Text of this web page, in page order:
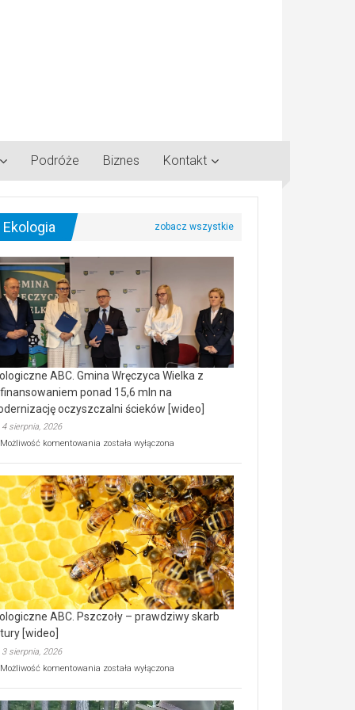
Podróże Biznes Kontakt
Ekologia
ABC. Gmina Wręczyca Wielka z
ponad 15,6 mln na
oczyszczalni ścieków [wideo]
4 sierpnia, 2026
Możliwość komentowania Ekologiczne
Wręczyca
Wielka
z
dofinansowaniem
ponad
15,6
mln
na
modernizację
oczyszczalni
ścieków
[wideo]
została wyłączona
ABC. Pszczoły – prawdziwy skarb
[wideo]
3 sierpnia, 2026
Możliwość komentowania Ekologiczne
–
została wyłączona